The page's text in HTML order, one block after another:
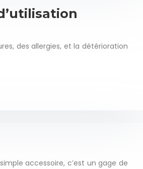
des allergies, et la détérioration
accessoire, c’est un gage de